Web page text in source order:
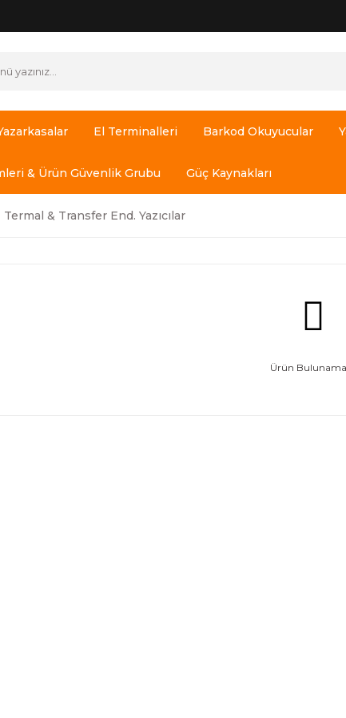
El Terminalleri Barkod Okuyucular
& Ürün Güvenlik Grubu Güç Kaynakları
Termal & Transfer End. Yazıcılar
Ürün